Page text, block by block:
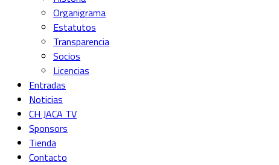
Organigrama
Estatutos
Transparencia
Socios
Licencias
Entradas
Noticias
CH JACA TV
Sponsors
Tienda
Contacto